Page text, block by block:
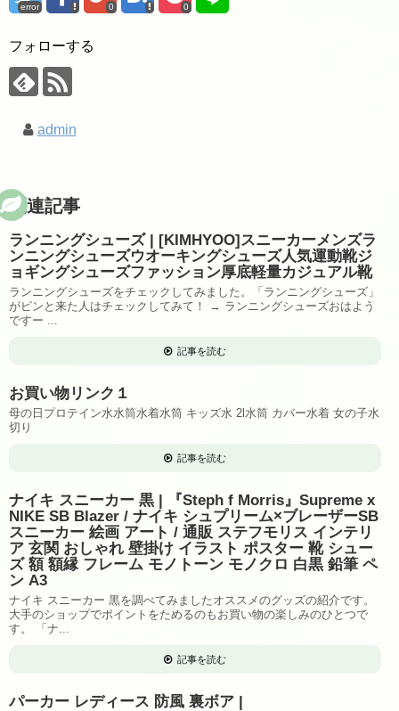
error 0 0
フォローする
admin
関連記事
ランニングシューズ | [KIMHYOO]スニーカーメンズラ
ンニングシューズウオーキングシューズ人気運動靴ジ
ョギングシューズファッション厚底軽量カジュアル靴
ランニングシューズをチェックしてみました。「ランニングシューズ」
がピンと来た人はチェックしてみて！ → ランニングシューズおはよう
ですー ...
記事を読む
お買い物リンク１
母の日プロテイン水水筒水着水筒 キッズ水 2l水筒 カバー水着 女の子水
切り
記事を読む
ナイキ スニーカー 黒 | 『Steph f Morris』Supreme x
NIKE SB Blazer / ナイキ シュプリーム×ブレーザーSB
スニーカー 絵画 アート / 通販 ステフモリス インテリ
ア 玄関 おしゃれ 壁掛け イラスト ポスター 靴 シュー
ズ 額 額縁 フレーム モノトーン モノクロ 白黒 鉛筆 ペ
ン A3
ナイキ スニーカー 黒を調べてみましたオススメのグッズの紹介です。
大手のショップでポイントをためるのもお買い物の楽しみのひとつで
す。 「ナ...
記事を読む
パーカー レディース 防風 裏ボア |